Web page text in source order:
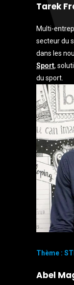
Tarek
Multi-
secteur du
dans les
Sport,
du sport.
Thème :
Abel